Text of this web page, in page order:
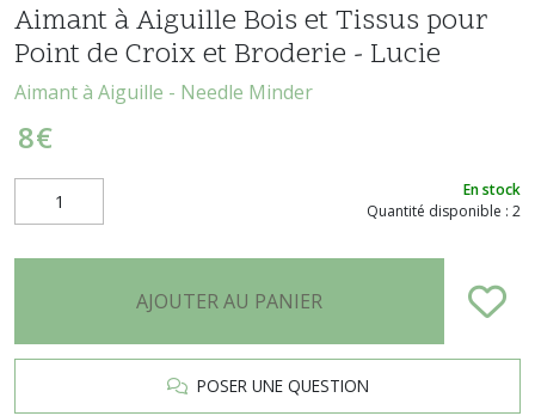
Aimant à Aiguille Bois et Tissus pour
Point de Croix et Broderie - Lucie
Aimant à Aiguille - Needle Minder
8€
En stock
Quantité disponible : 2
AJOUTER AU PANIER
POSER UNE QUESTION